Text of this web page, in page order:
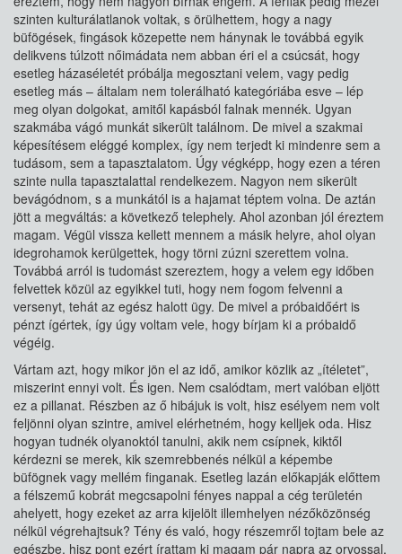
szinten kulturálatlanok voltak, s örülhettem, hogy a nagy
büfögések, fingások közepette nem hánynak le továbbá egyik
delikvens túlzott nőimádata nem abban éri el a csúcsát, hogy
esetleg házaséletét próbálja megosztani velem, vagy pedig
esetleg más – általam nem tolerálható kategóriába esve – lép
meg olyan dolgokat, amitől kapásból falnak mennék. Ugyan
szakmába vágó munkát sikerült találnom. De mivel a szakmai
képesítésem eléggé komplex, így nem terjedt ki mindenre sem a
tudásom, sem a tapasztalatom. Úgy végképp, hogy ezen a téren
szinte nulla tapasztalattal rendelkezem. Nagyon nem sikerült
bevágódnom, s a munkától is a hajamat téptem volna. De aztán
jött a megváltás: a következő telephely. Ahol azonban jól éreztem
magam. Végül vissza kellett mennem a másik helyre, ahol olyan
idegrohamok kerülgettek, hogy törni zúzni szerettem volna.
Továbbá arról is tudomást szereztem, hogy a velem egy időben
felvettek közül az egyikkel tuti, hogy nem fogom felvenni a
versenyt, tehát az egész halott ügy. De mivel a próbaidőért is
pénzt ígértek, így úgy voltam vele, hogy bírjam ki a próbaidő
végéig.
Vártam azt, hogy mikor jön el az idő, amikor közlik az „ítéletet”,
miszerint ennyi volt. És igen. Nem csalódtam, mert valóban eljött
ez a pillanat. Részben az ő hibájuk is volt, hisz esélyem nem volt
feljönni olyan szintre, amivel elérhetném, hogy kelljek oda. Hisz
hogyan tudnék olyanoktól tanulni, akik nem csípnek, kiktől
kérdezni se merek, kik szemrebbenés nélkül a képembe
büfögnek vagy mellém finganak. Esetleg lazán előkapják előttem
a félszemű kobrát megcsapolni fényes nappal a cég területén
ahelyett, hogy ezeket az arra kijelölt illemhelyen nézőközönség
nélkül végrehajtsuk? Tény és való, hogy részemről tojtam bele az
egészbe, hisz pont ezért írattam ki magam pár napra az orvossal,